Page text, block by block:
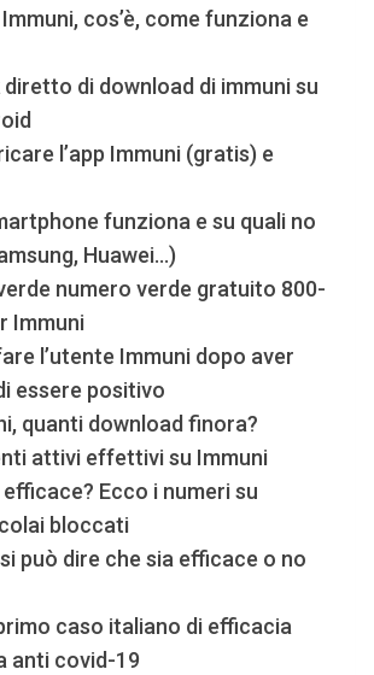
cos’è, come funziona e
diretto di download di immuni su
l’app Immuni (gratis) e
funziona e su quali no
Huawei…)
numero verde gratuito 800-
Immuni
l’utente Immuni dopo aver
essere positivo
quanti download finora?
attivi effettivi su Immuni
Ecco i numeri su
bloccati
può dire che sia efficace o no
caso italiano di efficacia
anti covid-19